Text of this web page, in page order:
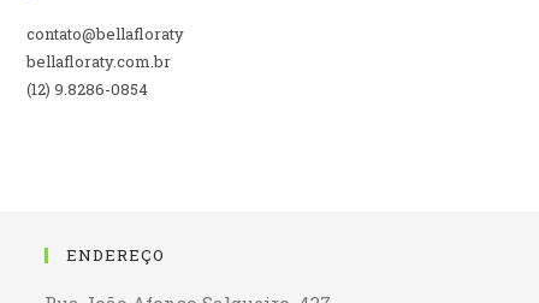
contato@bellafloraty
bellafloraty.com.br
(12) 9.8286-0854
ENDEREÇO